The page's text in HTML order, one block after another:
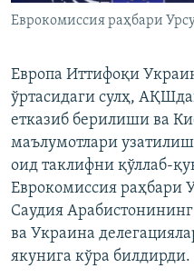
Еврокомиссия раҳбари
Европа Иттифоқи
ўртасидаги сулҳ,
етказиб берилиши ва
маълумотлари
оид таклифни қўллаб-
Еврокомиссия раҳбари
Саудия
ва Украина
якунига кўра билдирди.